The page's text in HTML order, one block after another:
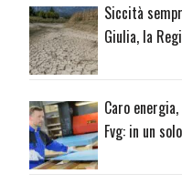
Siccità
Giulia, la
Caro
Fvg: in un